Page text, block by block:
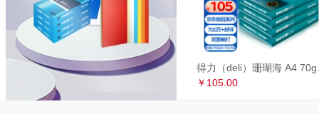
￥105.00